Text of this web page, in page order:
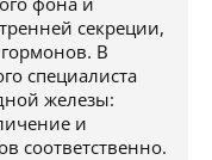
секреции,
В
специалиста
железы:
и
соответственно.